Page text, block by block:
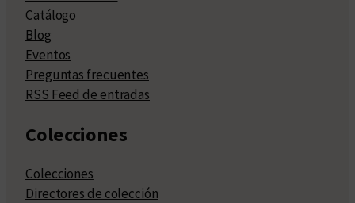
Catálogo
Blog
Eventos
Preguntas frecuentes
RSS Feed de entradas
Colecciones
Colecciones
Directores de colección